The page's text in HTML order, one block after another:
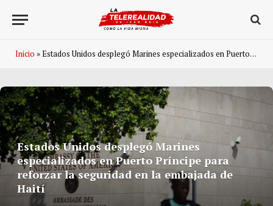
Inicio »Estados Unidos desplegó Marines especializados en Puerto Príncipe para reforzar la seguridad en la embajada de Haití
Estados Unidos desplegó Marines
especializados en Puerto Príncipe para
reforzar la seguridad en la embajada de
Haití